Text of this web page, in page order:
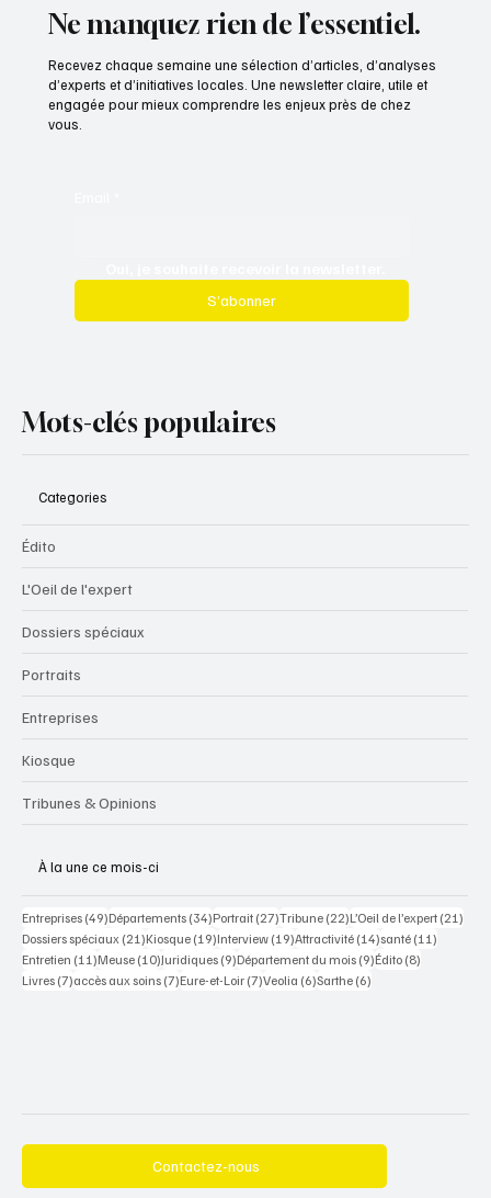
Ne manquez rien de l’essentiel.
Recevez chaque semaine une sélection d’articles, d’analyses
d’experts et d’initiatives locales. Une newsletter claire, utile et
engagée pour mieux comprendre les enjeux près de chez
vous.
S’abonner
Mots-clés populaires
Categories
Édito
L'Oeil de l'expert
Dossiers spéciaux
Portraits
Entreprises
Kiosque
Tribunes & Opinions
À la une ce mois-ci
Entreprises (49)49 posts
Départements (34)34 posts
Portrait (27)27 posts
Tribune (22)22 posts
L’Oeil de l’expert (21)
Dossiers spéciaux (21)21 posts
Kiosque (19)19 posts
Interview (19)19 posts
Attractivité (14)14 posts
santé (11)
Entretien (11)11 posts
Meuse (10)10 posts
Juridiques (9)9 posts
Département du mois (9)9 posts
Édito (8)
Livres (7)7 posts
accès aux soins (7)7 posts
Eure-et-Loir (7)7 posts
Veolia (6)6 posts
Sarthe (6)
Contactez-nous